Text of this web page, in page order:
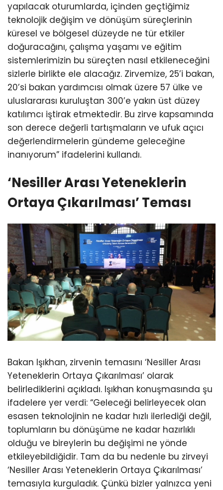
yapılacak oturumlarda, içinden geçtiğimiz
teknolojik değişim ve dönüşüm süreçlerinin
küresel ve bölgesel düzeyde ne tür etkiler
doğuracağını, çalışma yaşamı ve eğitim
sistemlerimizin bu süreçten nasıl etkileneceğini
sizlerle birlikte ele alacağız. Zirvemize, 25’i bakan,
20’si bakan yardımcısı olmak üzere 57 ülke ve
uluslararası kuruluştan 300’e yakın üst düzey
katılımcı iştirak etmektedir. Bu zirve kapsamında
son derece değerli tartışmaların ve ufuk açıcı
değerlendirmelerin gündeme geleceğine
inanıyorum” ifadelerini kullandı.
‘Nesiller Arası Yeteneklerin
Ortaya Çıkarılması’ Teması
Bakan Işıkhan, zirvenin temasını ‘Nesiller Arası
Yeteneklerin Ortaya Çıkarılması’ olarak
belirlediklerini açıkladı. Işıkhan konuşmasında şu
ifadelere yer verdi: “Geleceği belirleyecek olan
esasen teknolojinin ne kadar hızlı ilerlediği değil,
toplumların bu dönüşüme ne kadar hazırlıklı
olduğu ve bireylerin bu değişimi ne yönde
etkileyebildiğidir. Tam da bu nedenle bu zirveyi
‘Nesiller Arası Yeteneklerin Ortaya Çıkarılması’
temasıyla kurguladık. Çünkü bizler yalnızca yeni